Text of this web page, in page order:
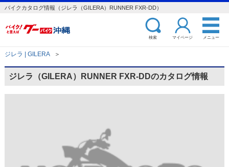
バイクカタログ情報（ジレラ（GILERA）RUNNER FXR-DD）
検索 マイページ メニュー
ジレラ | GILERA ＞
ジレラ（GILERA）RUNNER FXR-DDのカタログ情報